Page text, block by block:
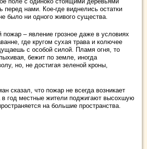
перед нами. Кое-где виднелись остатки
было ни одного живого существа.
пожар – явление грозное даже в условиях
где кругом сухая трава и колючее
с особой силой. Пламя огня, то
бежит по земле, иногда
но, не достигая зеленой кроны,
сказал, что пожар не всегда возникает
в год местные жители поджигают высохшую
на большие пространства.